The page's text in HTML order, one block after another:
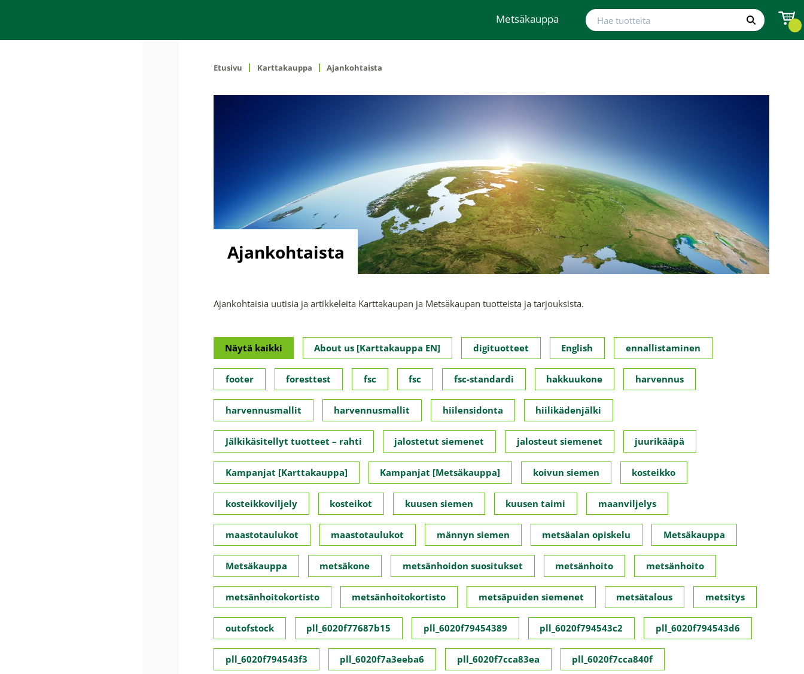
Metsäkauppa
Hae tuotteita
Hae
Etusivu Karttakauppa Ajankohtaista
Ajankohtaista
Ajankohtaisia uutisia ja artikkeleita Karttakaupan ja Metsäkaupan tuotteista ja tarjouksista.
Näytä kaikki About us [Karttakauppa EN] digituotteet English ennallistaminen
footer foresttest fsc fsc fsc-standardi hakkuukone harvennus
harvennusmallit harvennusmallit hiilensidonta hiilikädenjälki
Jälkikäsitellyt tuotteet – rahti jalostetut siemenet jalosteut siemenet juurikääpä
Kampanjat [Karttakauppa] Kampanjat [Metsäkauppa] koivun siemen kosteikko
kosteikkoviljely kosteikot kuusen siemen kuusen taimi maanviljelys
maastotaulukot maastotaulukot männyn siemen metsäalan opiskelu Metsäkauppa
Metsäkauppa metsäkone metsänhoidon suositukset metsänhoito metsänhoito
metsänhoitokortisto metsänhoitokortisto metsäpuiden siemenet metsätalous metsitys
outofstock pll_6020f77687b15 pll_6020f79454389 pll_6020f794543c2 pll_6020f794543d6
pll_6020f794543f3 pll_6020f7a3eeba6 pll_6020f7cca83ea pll_6020f7cca840f